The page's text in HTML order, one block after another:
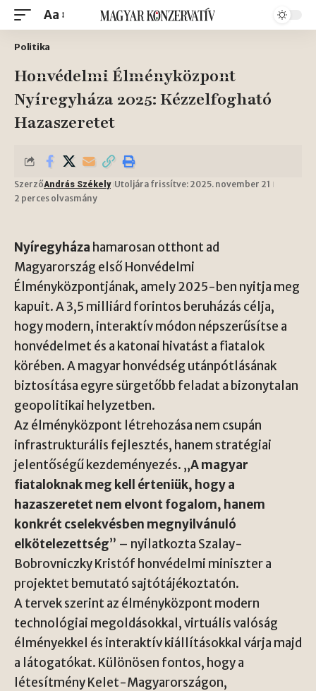
Aa
Politika
Honvédelmi Élményközpont
Nyíregyháza 2025: Kézzelfogható
Hazaszeretet
SzerzőAndrás Székely Utoljára frissítve: 2025. november 21
2 perces olvasmány
Nyíregyháza hamarosan otthont ad
Magyarország első Honvédelmi
Élményközpontjának, amely 2025-ben nyitja meg
kapuit. A 3,5 milliárd forintos beruházás célja,
hogy modern, interaktív módon népszerűsítse a
honvédelmet és a katonai hivatást a fiatalok
körében. A magyar honvédség utánpótlásának
biztosítása egyre sürgetőbb feladat a bizonytalan
geopolitikai helyzetben.
Az élményközpont létrehozása nem csupán
infrastrukturális fejlesztés, hanem stratégiai
jelentőségű kezdeményezés. „A magyar
fiataloknak meg kell érteniük, hogy a
hazaszeretet nem elvont fogalom, hanem
konkrét cselekvésben megnyilvánuló
elkötelezettség” – nyilatkozta Szalay-
Bobrovniczky Kristóf honvédelmi miniszter a
projektet bemutató sajtótájékoztatón.
A tervek szerint az élményközpont modern
technológiai megoldásokkal, virtuális valóság
élményekkel és interaktív kiállításokkal várja majd
a látogatókat. Különösen fontos, hogy a
létesítmény Kelet-Magyarországon,